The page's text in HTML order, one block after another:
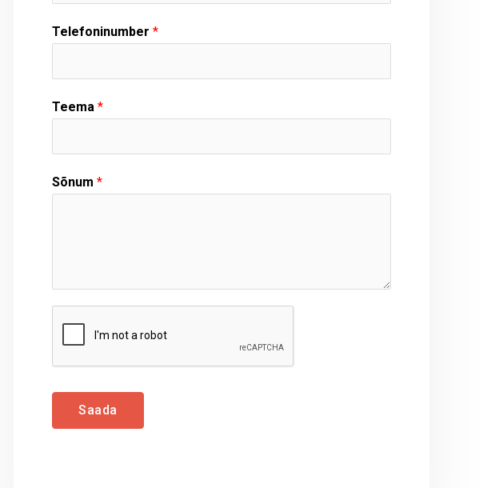
Telefoninumber *
Teema *
Sõnum *
Saada